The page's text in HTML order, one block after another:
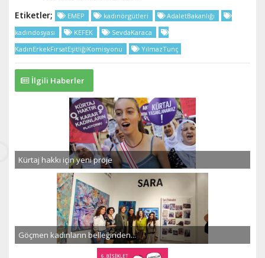
Etiketler; EMEP kadınörgütleri
AdaletBakanlığı
kadındosyası
KEFEK
SevdaKaraca
KadınErkekFırsatEşitliğiKomisyonu
YılmazTunç
İlgili Haberler
Kürtaj hakkı için yeni proje
Göçmen kadınların belleğinden...